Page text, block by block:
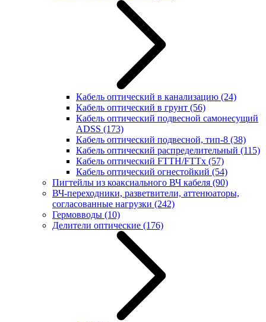
Кабель оптический в канализацию (24)
Кабель оптический в грунт (56)
Кабель оптический подвесной самонесущий
ADSS (173)
Кабель оптический подвесной, тип-8 (38)
Кабель оптический распределительный (115)
Кабель оптический FTTH/FTTx (57)
Кабель оптический огнестойкий (54)
Пигтейлы из коаксиального ВЧ кабеля (90)
ВЧ-переходники, разветвители, аттенюаторы,
согласованные нагрузки (242)
Гермовводы (10)
Делители оптические (176)